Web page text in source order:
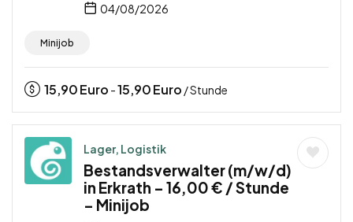
04/08/2026
Minijob
15,90Euro -15,90Euro / Stunde
Lager, Logistik
Bestandsverwalter (m/w/d)
in Erkrath – 16,00 € / Stunde
– Minijob